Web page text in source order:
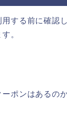
する前に確認
。
ーポンはあるの